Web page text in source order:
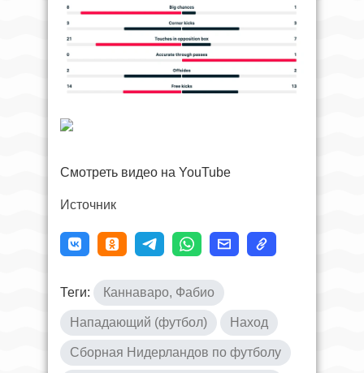
Смотреть видео на YouTube
Источник
Теги: Каннаваро, Фабио
Нападающий (футбол) Наход
Сборная Нидерландов по футболу